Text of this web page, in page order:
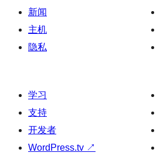
新闻
主机
隐私
学习
支持
开发者
WordPress.tv ↗